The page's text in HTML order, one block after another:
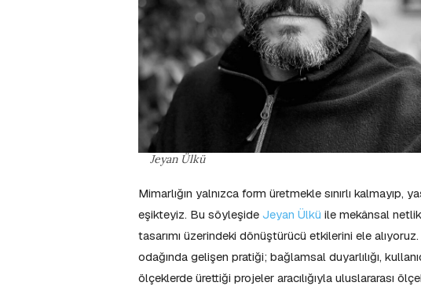
Jeyan Ülkü
Mimarlığın yalnızca form üretmekle sınırlı kalmayıp,
eşikteyiz. Bu söyleşide Jeyan Ülkü ile mekânsal
tasarımı üzerindeki dönüştürücü etkilerini ele
odağında gelişen pratiği; bağlamsal duyarlılığı,
ölçeklerde ürettiği projeler aracılığıyla uluslararası